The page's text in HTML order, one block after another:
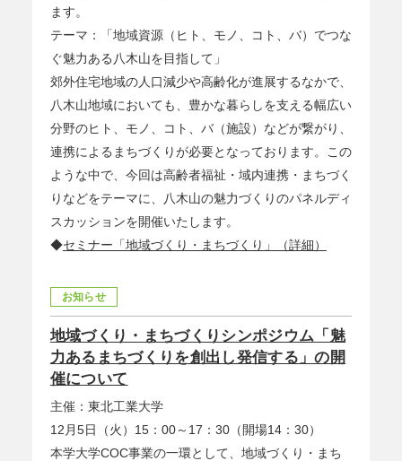
ます。
テーマ：「地域資源（ヒト、モノ、コト、バ）でつな
ぐ魅力ある八木山を目指して」
郊外住宅地域の人口減少や高齢化が進展するなかで、
八木山地域においても、豊かな暮らしを支える幅広い
分野のヒト、モノ、コト、バ（施設）などが繋がり、
連携によるまちづくりが必要となっております。この
ような中で、今回は高齢者福祉・域内連携・まちづく
りなどをテーマに、八木山の魅力づくりのパネルディ
スカッションを開催いたします。
◆セミナー「地域づくり・まちづくり」（詳細）
お知らせ
地域づくり・まちづくりシンポジウム「魅
力あるまちづくりを創出し発信する」の開
催について
主催：東北工業大学
12月5日（火）15：00～17：30（開場14：30）
本学大学COC事業の一環として、地域づくり・まち